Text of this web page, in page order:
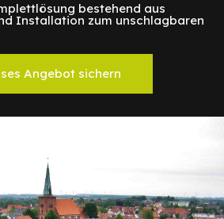
bestehend aus
Installation zum unschlagbaren
Angebot sichern